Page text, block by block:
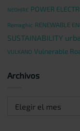
NEOHIRE POWER
Remaghic RENEWABLE
SUSTAINABILITY
VULKANO Vulnerable
Archivos
Archivos